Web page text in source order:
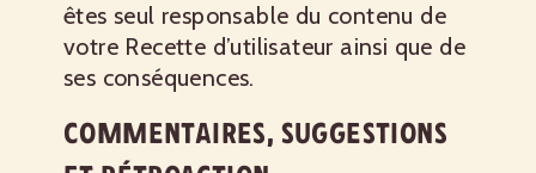
êtes seul responsable du contenu de
votre Recette d’utilisateur ainsi que de
ses conséquences.
COMMENTAIRES, SUGGESTIONS